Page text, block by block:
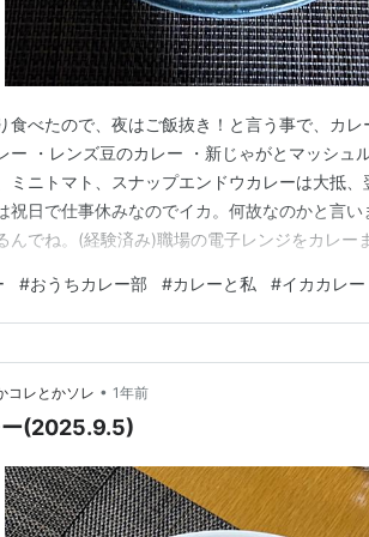
食べたので、夜はご飯抜き！と言う事で、カレ
ー ・レンズ豆のカレー ・新じゃがとマッシュ
ミニトマト、スナップエンドウカレーは大抵
祝日で仕事休みなのでイカ。何故なのかと言
んでね。(経験済み)職場の電子レンジをカレー
シーフードミックスでも良いんだけど、今回は
て酸味を効かせるレシピ。久しぶりに作っ…
#おうちカレー部 #カレーと私 #イカカレー
コレとかソレ • 1年前
ー(2025.9.5)